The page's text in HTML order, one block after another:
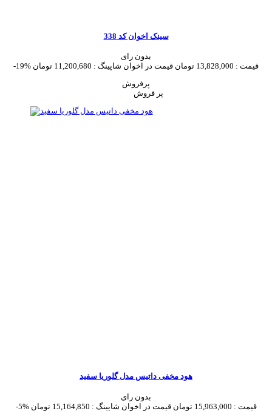
سینک اخوان کد 338
بدون رای
-19%
قیمت : 13,828,000 تومان قیمت در اخوان شاپینگ : 11,200,680 تومان
پرفروش
هود مخفی داتیس مدل گلوریا سفید
بدون رای
-5%
قیمت : 15,963,000 تومان قیمت در اخوان شاپینگ : 15,164,850 تومان